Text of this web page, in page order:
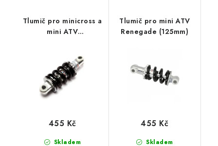
Tlumič pro minicross a
mini ATV
Skladem
455 Kč
Tlumič pro mini ATV
Renegade (125mm)
Skladem
455 Kč